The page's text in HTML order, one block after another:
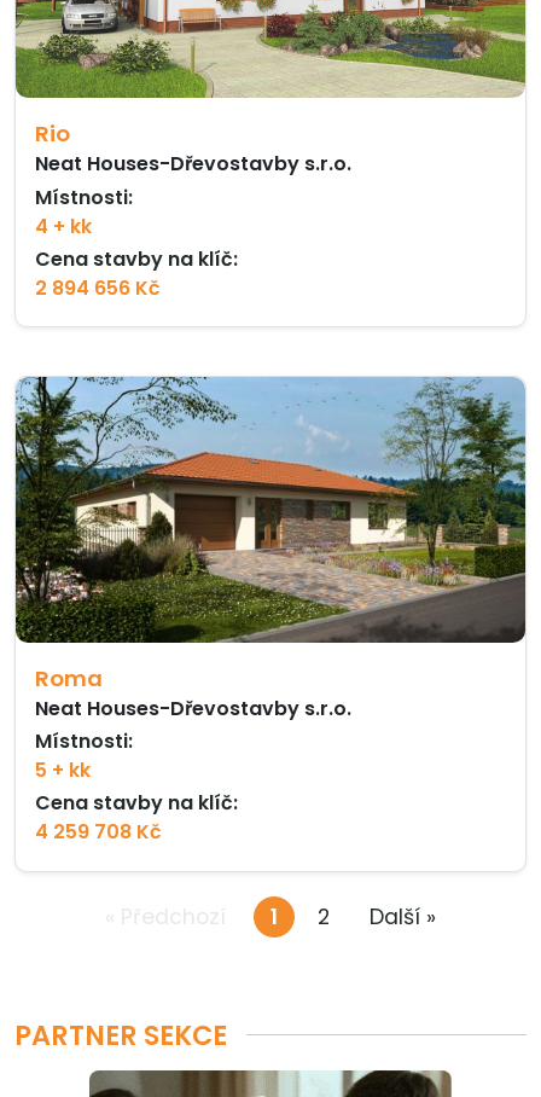
Rio
Neat Houses-Dřevostavby s.r.o.
Místnosti:
4 + kk
Cena stavby na klíč:
2 894 656 Kč
Roma
Neat Houses-Dřevostavby s.r.o.
Místnosti:
5 + kk
Cena stavby na klíč:
4 259 708 Kč
1 2 Další »
PARTNER SEKCE